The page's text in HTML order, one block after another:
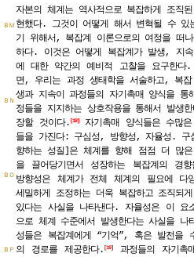
ＢＭ
ＢＮ
ＢＯ
ＢＰ
자본의 체계는 역사적으로 복잡하게 조직
현했다. 그것이 어떻게 해서 변혁될 수 있
기 위해서, 복잡계 이론으로의 여정을 떠
하다. 이것은 어떻게 복잡계가 발생, 지속
에 대한 약간의 예비적 고찰을 요구한다
면, 우리는 과정 생태학을 서술하고, 복
생과 지속이 과정들의 자기촉매 양식을 통
정들을 지지하는 상호작용을 통해서 발생
장할 것이다. 18 자기촉매 양식들은 수많
들을 가진다: 구심성, 방향성, 자율성. 구
향하는 성질]은 체계를 향해 점점 더 많
을 끌어당기면서 성장하는 복잡계의 경
방향성은 체계가 전체 체계의 필요에 다
세밀하게 조정하는 더욱 복잡하고 조직되
있다는 사실을 나타낸다. 자율성은 이 요
으로 체계 수준에서 발생한다는 사실을 나
성들은 복잡계에게 “기억”, 혹은 발전을
의 경로를 제공한다. 19
과정들의 자기촉